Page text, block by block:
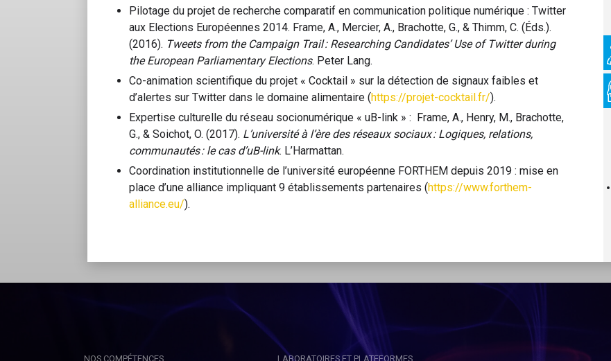
Pilotage du projet de recherche comparatif en communication politique numérique : Twitter
aux Elections Européennes 2014. Frame, A., Mercier, A., Brachotte, G., & Thimm, C. (Éds.).
(2016). Tweets from the Campaign Trail : Researching Candidates’ Use of Twitter during
the European Parliamentary Elections. Peter Lang.
Co-animation scientifique du projet « Cocktail » sur la détection de signaux faibles et
d’alertes sur Twitter dans le domaine alimentaire (https://projet-cocktail.fr/).
Expertise culturelle du réseau socionumérique « uB-link » : Frame, A., Henry, M., Brachotte,
G., & Soichot, O. (2017). L’université à l’ère des réseaux sociaux : Logiques, relations,
communautés : le cas d’uB-link. L’Harmattan.
Coordination institutionnelle de l’université européenne FORTHEM depuis 2019 : mise en
place d’une alliance impliquant 9 établissements partenaires (https://www.forthem-
alliance.eu/).
NOS COMPÉTENCES LABORATOIRES ET PLATEFORMES